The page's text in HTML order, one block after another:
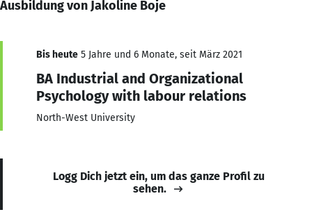
Ausbildung von Jakoline Boje
Bis heute 5 Jahre und 6 Monate, seit März 2021
BA Industrial and Organizational
Psychology with labour relations
North-West University
Logg Dich jetzt ein, um das ganze Profil zu
sehen.